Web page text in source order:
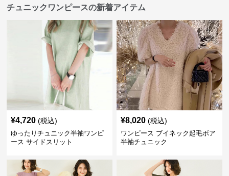
チュニックワンピースの新着アイテム
¥4,720 (税込)
ゆったりチュニック半袖ワンピ
ース サイドスリット
¥8,020 (税込)
ワンピース ブイネック起毛ボア
半袖チュニック